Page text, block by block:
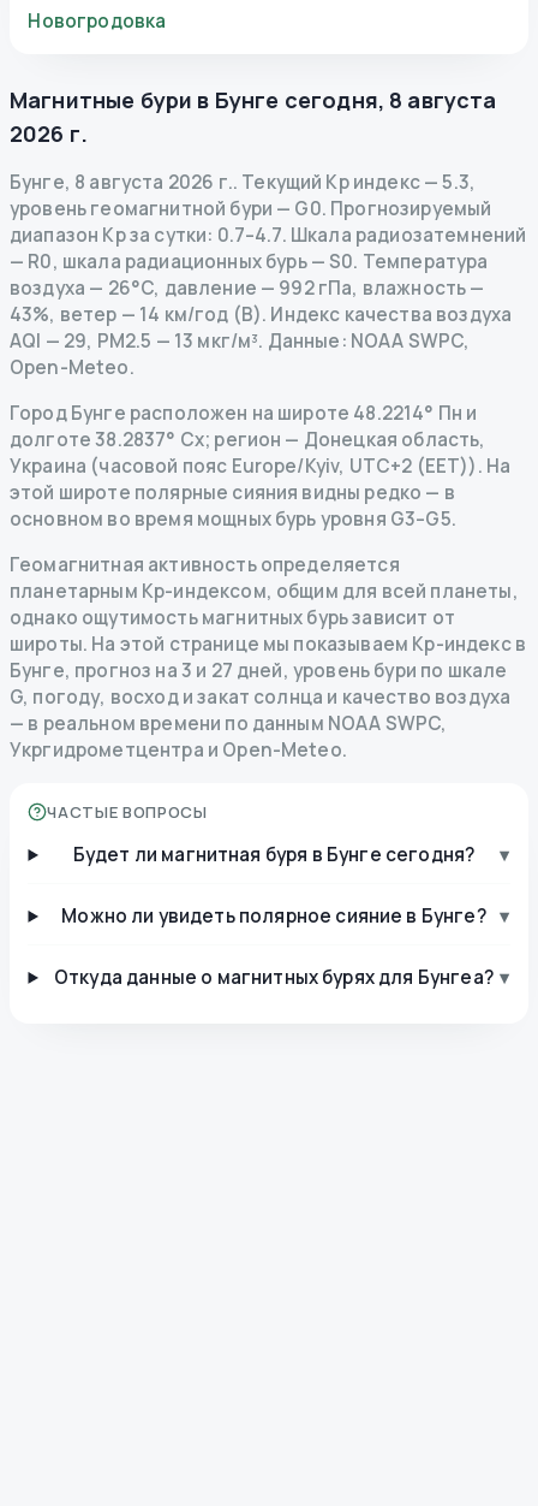
Новогродовка
Магнитные бури в Бунге сегодня, 8 августа
2026 г.
Бунге, 8 августа 2026 г.. Текущий Kp индекс—5.3,
уровень геомагнитной бури — G0. Прогнозируемый
диапазон Kp за сутки: 0.7–4.7. Шкала радиозатемнений
— R0, шкала радиационных бурь— S0. Температура
воздуха — 26°C, давление — 992 гПа, влажность —
43%, ветер — 14 км/год (В). Индекс качества воздуха
AQI — 29, PM2.5 — 13 мкг/м³. Данные: NOAA SWPC,
Open-Meteo.
Город Бунге расположен на широте 48.2214° Пн и
долготе 38.2837° Сх; регион — Донецкая область,
Украина (часовой пояс Europe/Kyiv, UTC+2 (EET)). На
этой широте полярные сияния видны редко — в
основном во время мощных бурь уровня G3–G5.
Геомагнитная активность определяется
планетарным Kp-индексом, общим для всей планеты,
однако ощутимость магнитных бурь зависит от
широты. На этой странице мы показываем Kp-индекс в
Бунге, прогноз на 3 и 27 дней, уровень бури по шкале
G, погоду, восход и закат солнца и качество воздуха
— в реальном времени по данным NOAA SWPC,
Укргидрометцентра и Open-Meteo.
ЧАСТЫЕ ВОПРОСЫ
Будет ли магнитная буря в Бунге сегодня? ▾
Можно ли увидеть полярное сияние в Бунге? ▾
Откуда данные о магнитных бурях для Бунгеа? ▾